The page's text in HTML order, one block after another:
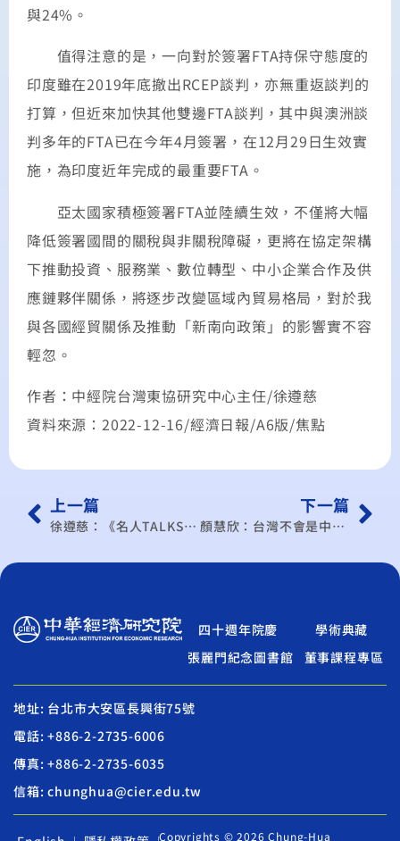
與24%。
值得注意的是，一向對於簽署FTA持保守態度的
印度雖在2019年底撤出RCEP談判，亦無重返談判的
打算，但近來加快其他雙邊FTA談判，其中與澳洲談
判多年的FTA已在今年4月簽署，在12月29日生效實
施，為印度近年完成的最重要FTA。
亞太國家積極簽署FTA並陸續生效，不僅將大幅
降低簽署國間的關稅與非關稅障礙，更將在協定架構
下推動投資、服務業、數位轉型、中小企業合作及供
應鏈夥伴關係，將逐步改變區域內貿易格局，對於我
與各國經貿關係及推動「新南向政策」的影響實不容
輕忽。
作者：中經院台灣東協研究中心主任/徐遵慈
資料來源：2022-12-16/經濟日報/A6版/焦點
上一篇
徐遵慈：《名人TALKS》東協喜迎第11個會員-東帝汶
下一篇
顏慧欣：台灣不會是中國食品保護主義的最後一個受害者
四十週年院慶
學術典藏
張麗門紀念圖書館
董事課程專區
地址: 台北市大安區長興街75號
電話: +886-2-2735-6006
傳真: +886-2-2735-6035
信箱: chunghua@cier.edu.tw
Copyrights © 2026 Chung-Hua